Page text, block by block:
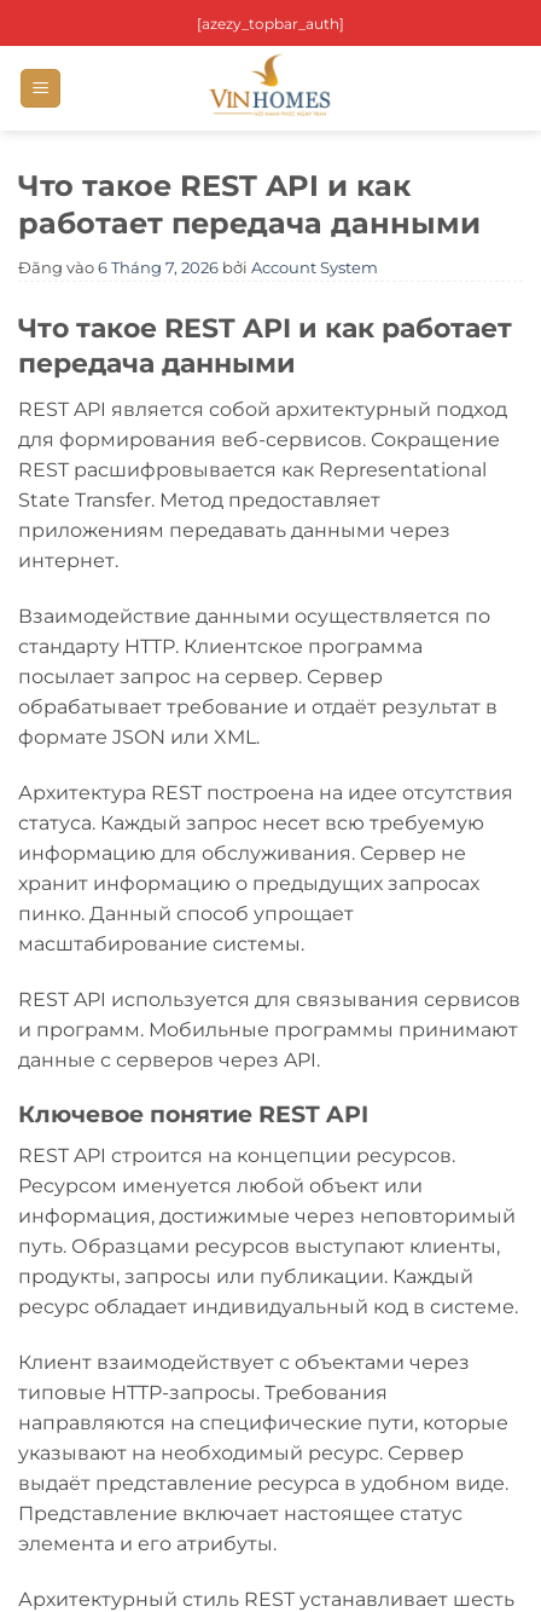
qua
nội
dung
[azezy_topbar_auth]
Что такое REST API и как
работает передача данными
Đăng vào 6 Tháng 7, 2026 bởi Account System
Что такое REST API и как работает
передача данными
REST API является собой архитектурный подход
для формирования веб-сервисов. Сокращение
REST расшифровывается как Representational
State Transfer. Метод предоставляет
приложениям передавать данными через
интернет.
Взаимодействие данными осуществляется по
стандарту HTTP. Клиентское программа
посылает запрос на сервер. Сервер
обрабатывает требование и отдаёт результат в
формате JSON или XML.
Архитектура REST построена на идее отсутствия
статуса. Каждый запрос несет всю требуемую
информацию для обслуживания. Сервер не
хранит информацию о предыдущих запросах
пинко. Данный способ упрощает
масштабирование системы.
REST API используется для связывания сервисов
и программ. Мобильные программы принимают
данные с серверов через API.
Ключевое понятие REST API
REST API строится на концепции ресурсов.
Ресурсом именуется любой объект или
информация, достижимые через неповторимый
путь. Образцами ресурсов выступают клиенты,
продукты, запросы или публикации. Каждый
ресурс обладает индивидуальный код в системе.
Клиент взаимодействует с объектами через
типовые HTTP-запросы. Требования
направляются на специфические пути, которые
указывают на необходимый ресурс. Сервер
выдаёт представление ресурса в удобном виде.
Представление включает настоящее статус
элемента и его атрибуты.
Архитектурный стиль REST устанавливает шесть